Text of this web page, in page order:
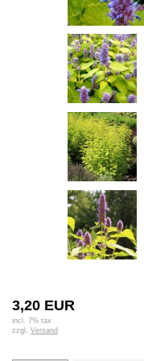
3,20 EUR
incl. 7% tax
zzgl. Versand